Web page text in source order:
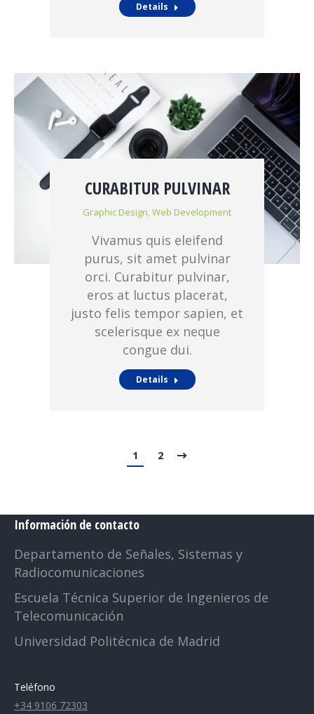
Details
CURABITUR PULVINAR
Graphic Design,Web Development
Vivamus quis eleifend
purus, sit amet pulvinar
orci. Curabitur pulvinar,
eros at luctus placerat,
justo felis tempor sapien, et
scelerisque ex neque
congue dui.
Details
1 2
Información de contacto
Departamento de Señales, Sistemas y
Radiocomunicaciones
Escuela Técnica Superior de Ingenieros de
Telecomunicación
Universidad Politécnica de Madrid
Teléfono
+34 9106 72303